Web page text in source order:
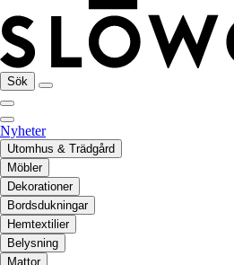
Sök
Nyheter
Utomhus & Trädgård
Möbler
Dekorationer
Bordsdukningar
Hemtextilier
Belysning
Mattor